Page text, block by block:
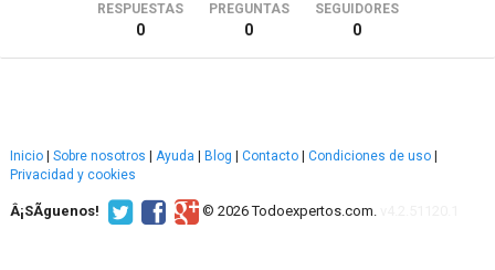
RESPUESTAS
0
PREGUNTAS
0
SEGUIDORES
0
Inicio Sobre nosotros Ayuda Blog Contacto Condiciones de uso
Privacidad y cookies
Â¡SÃ­guenos! © 2026 Todoexpertos.com.